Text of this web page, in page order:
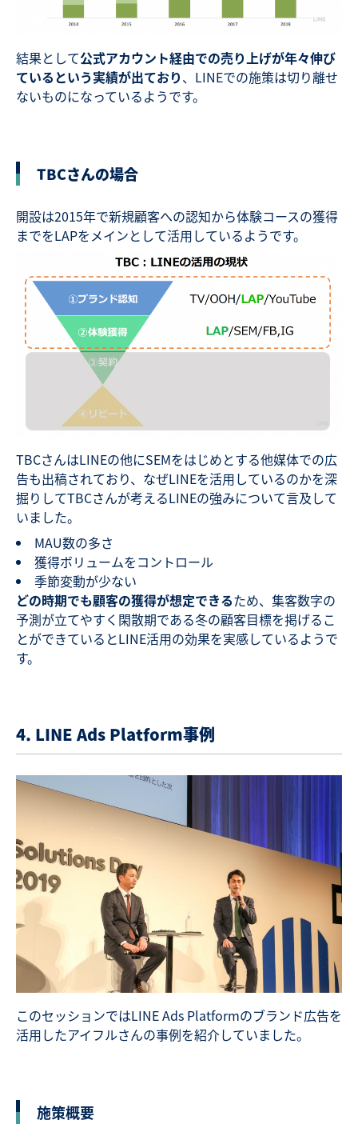
結果として公式アカウント経由での売り上げが年々伸び
ているという実績が出ており、LINEでの施策は切り離せ
ないものになっているようです。
TBCさんの場合
開設は2015年で新規顧客への認知から体験コースの獲得
までをLAPをメインとして活用しているようです。
TBCさんはLINEの他にSEMをはじめとする他媒体での広
告も出稿されており、なぜLINEを活用しているのかを深
掘りしてTBCさんが考えるLINEの強みについて言及して
いました。
MAU数の多さ
獲得ボリュームをコントロール
季節変動が少ない
どの時期でも顧客の獲得が想定できるため、集客数字の
予測が立てやすく閑散期である冬の顧客目標を掲げるこ
とができているとLINE活用の効果を実感しているようで
す。
4. LINE Ads Platform事例
このセッションではLINE Ads Platformのブランド広告を
活用したアイフルさんの事例を紹介していました。
施策概要